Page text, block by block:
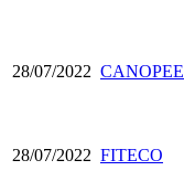
28/07/2022 CANOPEE
28/07/2022 FITECO